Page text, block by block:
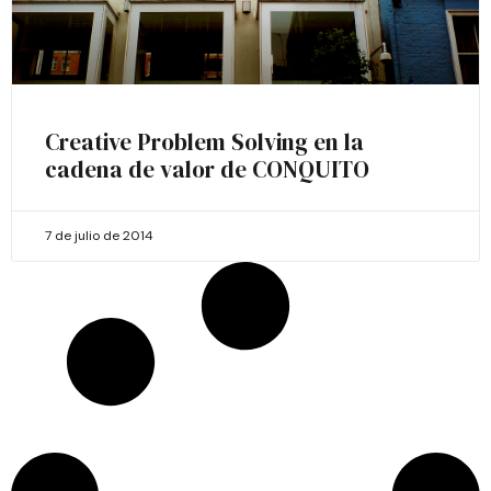
Creative Problem Solving en la
cadena de valor de CONQUITO
7 de julio de 2014